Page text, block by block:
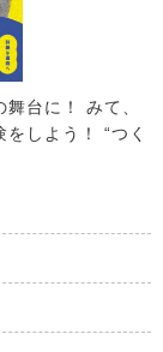
台に！ みて、
しよう！ “つく